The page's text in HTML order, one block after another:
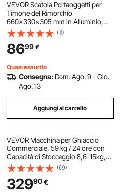
VEVOR Scatola Portaoggetti per
Timone del Rimorchio
660x330x305 mm in Alluminio,
Cassone Portautensili con Serratura
per Rimorchio Capacità di Carico
50 kg Scatola di Stoccaggio per
Attrezzi, Nero
(11)
8699€
Quasi esaurito
Consegna: Dom. Ago. 9 - Gio.
Ago. 13
Aggiungi al carrello
VEVOR Macchina per Ghiaccio
Commerciale, 59 kg / 24 ore con
Capacità di Stoccaggio 8,6-15kg,
45 Cubetti per Ciclo, Macchina per
Ghiaccio Sottobanco in Acciaio
Inox con Display a LED,
Autopulente, Bar
(69)
32990€